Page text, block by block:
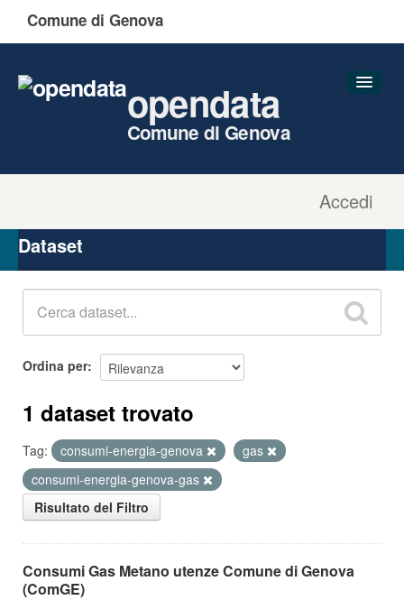
Comune di Genova
Accedi
opendata
Comune di Genova
Organizzazioni
Gruppi
Dataset
Ordina per
1 dataset trovato
Tag: consumi-energia-genova
gas
consumi-energia-genova-gas
Risultato del Filtro
Consumi Gas Metano utenze Comune di Genova
(ComGE)